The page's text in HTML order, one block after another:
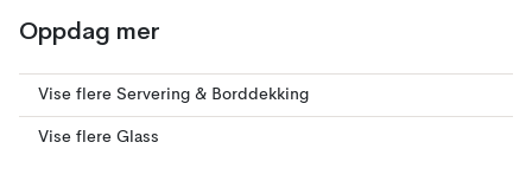
Oppdag mer
Vise flere Servering & Borddekking
Vise flere Glass